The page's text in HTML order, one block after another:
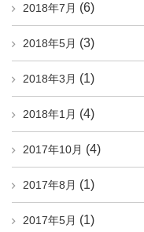
2018年7月 (6)
2018年5月 (3)
2018年3月 (1)
2018年1月 (4)
2017年10月 (4)
2017年8月 (1)
2017年5月 (1)